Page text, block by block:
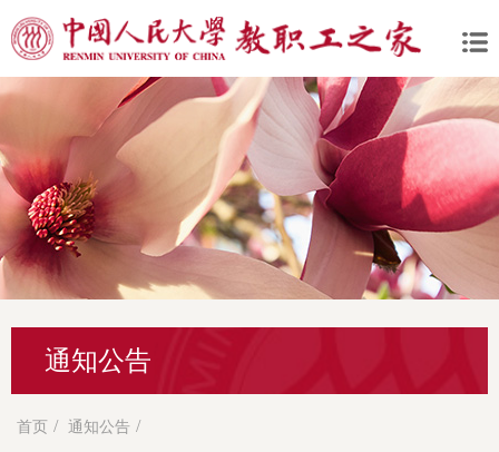
通知公告
首页 / 通知公告 /